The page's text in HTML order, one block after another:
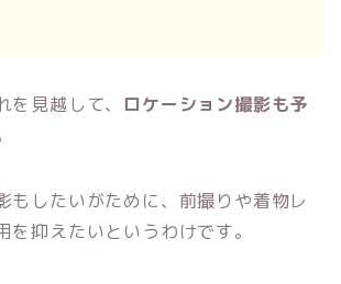
見越して、 ロケーション撮影も予
もしたいがために、前撮りや着物レ
を抑えたいというわけです。